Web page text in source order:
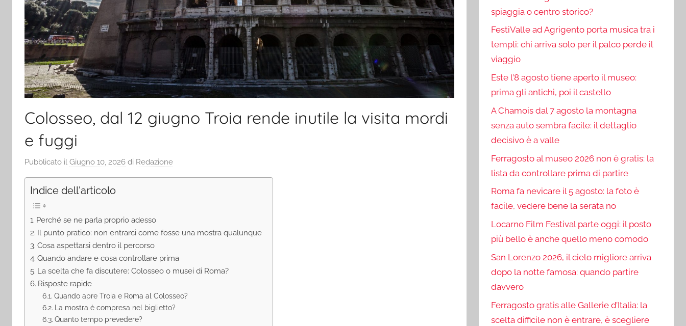
Colosseo, dal 12 giugno Troia rende inutile la visita mordi
e fuggi
Pubblicato il Giugno 10, 2026 di Redazione
Indice dell'articolo
Perché se ne parla proprio adesso
Il punto pratico: non entrarci come fosse una mostra qualunque
Cosa aspettarsi dentro il percorso
Quando andare e cosa controllare prima
La scelta che fa discutere: Colosseo o musei di Roma?
Risposte rapide
Quando apre Troia e Roma al Colosseo?
La mostra è compresa nel biglietto?
Quanto tempo prevedere?
spiaggia o centro storico?
FestiValle ad Agrigento porta musica tra i
templi: chi arriva solo per il palco perde il
viaggio
Este l’8 agosto tiene aperto il museo:
prima gli antichi, poi il castello
A Chamois dal 7 agosto la montagna
senza auto sembra facile: il dettaglio
decisivo è a valle
Ferragosto al museo 2026 non è gratis: la
lista da controllare prima di partire
Roma fa nevicare il 5 agosto: la foto è
facile, vedere bene la serata no
Locarno Film Festival parte oggi: il posto
più bello è anche quello meno comodo
San Lorenzo 2026, il cielo migliore arriva
dopo la notte famosa: quando partire
davvero
Ferragosto gratis alle Gallerie d’Italia: la
scelta difficile non è entrare, è scegliere